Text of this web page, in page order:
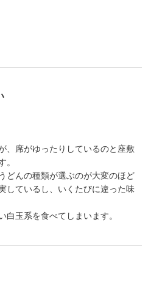
、席がゆったりしているのと座敷
。
どんの種類が選ぶのが大変のほど
しているし、いくたびに違った味
白玉系を食べてしまいます。